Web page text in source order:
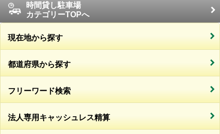
時間貸し駐車場
カテゴリーTOPへ
現在地から探す
都道府県から探す
フリーワード検索
法人専用キャッシュレス精算